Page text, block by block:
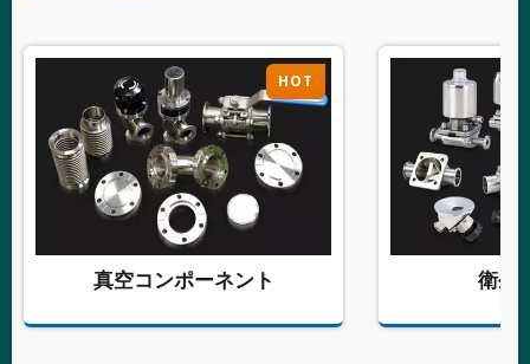
HOT
真空コンポーネント 衛生